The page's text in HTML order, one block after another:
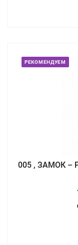
РЕКОМЕНДУЕМ
005 , ЗАМОК –